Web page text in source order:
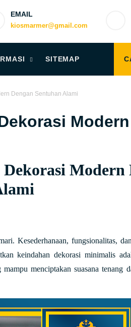
EMAIL
kiosmarmer@gmail.com
SITEMAP
Dengan Sentuhan Alami
Modern
Kesederhanaan, fungsionalitas,
keindahan dekorasi minimalis
menciptakan suasana tenang